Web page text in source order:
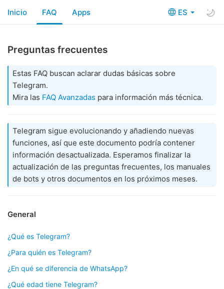
ES
Inicio FAQ Apps
Preguntas frecuentes
Estas FAQ buscan aclarar dudas básicas sobre
Telegram.
Mira las FAQ Avanzadas para información más técnica.
Telegram sigue evolucionando y añadiendo nuevas
funciones, así que este documento podría contener
información desactualizada. Esperamos finalizar la
actualización de las preguntas frecuentes, los manuales
de bots y otros documentos en los próximos meses.
General
¿Qué es Telegram?
¿Para quién es Telegram?
¿En qué se diferencia de WhatsApp?
¿Qué edad tiene Telegram?